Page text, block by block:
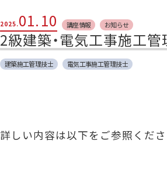
2級建築・電気工事施工
2025.01. 10 講座情報 お知らせ
建築施工管理技士 電気工事施工管理技士
詳しい内容は以下をご参照くださ